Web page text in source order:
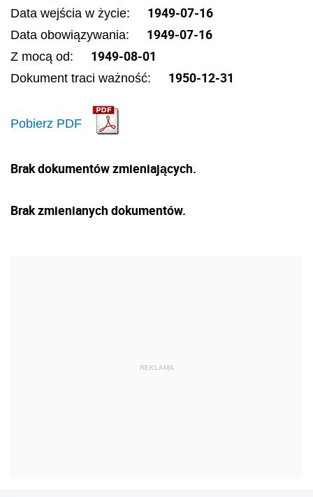
Data wejścia w życie: 1949-07-16
Data obowiązywania: 1949-07-16
Z mocą od: 1949-08-01
Dokument traci ważność: 1950-12-31
Pobierz PDF
Brak dokumentów zmieniających.
Brak zmienianych dokumentów.